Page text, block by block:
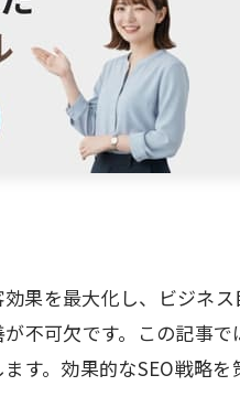
果を最大化し、ビジネス
不可欠です。この記事で
す。効果的なSEO戦略を